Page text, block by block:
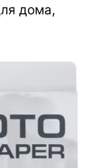
дома,